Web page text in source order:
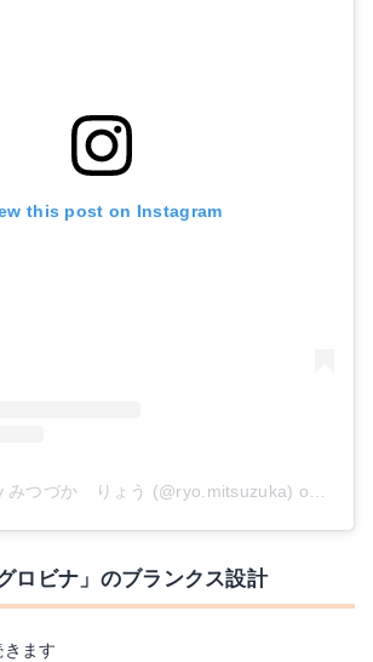
this post on Instagram
みつづか りょう (@ryo.mitsuzuka) on
ロビナ」のブランクス設計
ます